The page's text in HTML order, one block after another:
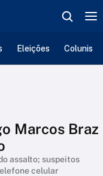
Eleições
Marcos Braz
assalto; suspeitos
celular